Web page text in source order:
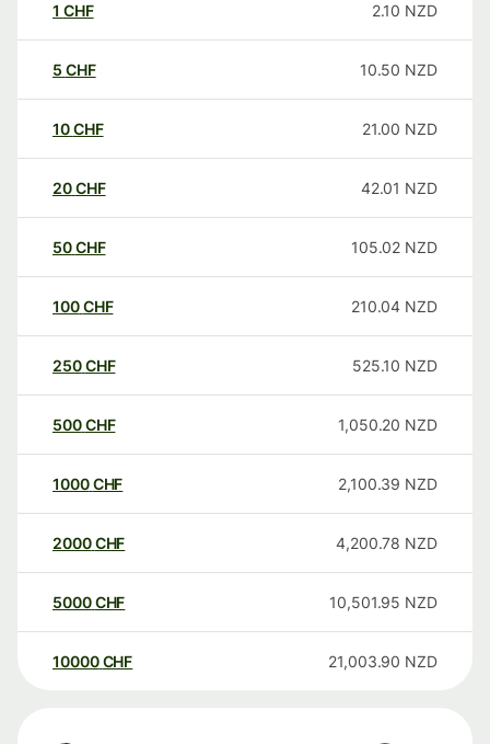
1 CHF 2.10 NZD
5 CHF 10.50 NZD
10CHF 21.00 NZD
20CHF 42.01 NZD
50CHF 105.02 NZD
100CHF 210.04 NZD
250CHF 525.10 NZD
500CHF 1,050.20 NZD
1000CHF 2,100.39 NZD
2000CHF 4,200.78 NZD
5000CHF 10,501.95 NZD
10000 CHF 21,003.90 NZD